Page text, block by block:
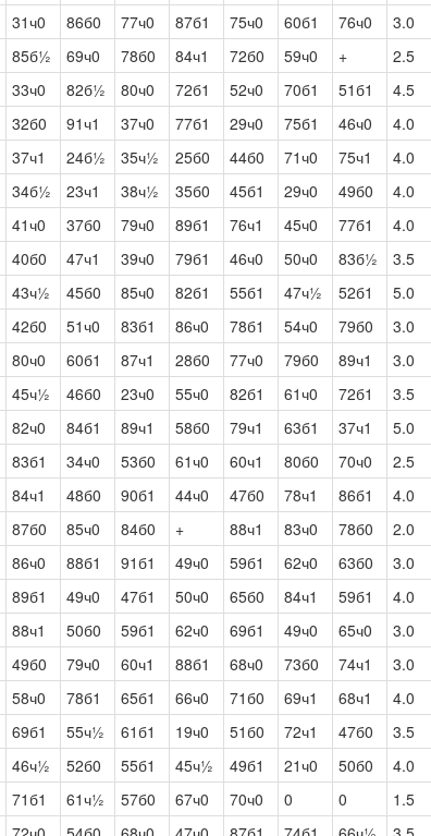
31ч0 86б0 77ч0 87б1 75ч0 60б1 76ч0 3.0
85б½ 69ч0 78б0 84ч1 72б0 59ч0 + 2.5
33ч0 82б½ 80ч0 72б1 52ч0 70б1 51б1 4.5
32б0 91ч1 37ч0 77б1 29ч0 75б1 46ч0 4.0
37ч1 24б½ 35ч½ 25б0 44б0 71ч0 75ч1 4.0
34б½ 23ч1 38ч½ 35б0 45б1 29ч0 49б0 4.0
41ч0 37б0 79ч0 89б1 76ч1 45ч0 77б1 4.0
40б0 47ч1 39ч0 79б1 46ч0 50ч0 83б½ 3.5
43ч½ 45б0 85ч0 82б1 55б1 47ч½ 52б1 5.0
42б0 51ч0 83б1 86ч0 78б1 54ч0 79б0 3.0
80ч0 60б1 87ч1 28б0 77ч0 79б0 89ч1 3.0
45ч½ 46б0 23ч0 55ч0 82б1 61ч0 72б1 3.5
82ч0 84б1 89ч1 58б0 79ч1 63б1 37ч1 5.0
83б1 34ч0 53б0 61ч0 60ч1 80б0 70ч0 2.5
84ч1 48б0 90б1 44ч0 47б0 78ч1 86б1 4.0
87б0 85ч0 84б0 + 88ч1 83ч0 78б0 2.0
86ч0 88б1 91б1 49ч0 59б1 62ч0 63б0 3.0
89б1 49ч0 47б1 50ч0 65б0 84ч1 59б1 4.0
88ч1 50б0 59б1 62ч0 69б1 49ч0 65ч0 3.0
49б0 79ч0 60ч1 88б1 68ч0 73б0 74ч1 3.0
58ч0 78б1 65б1 66ч0 71б0 69ч1 68ч1 4.0
69б1 55ч½ 61б1 19ч0 51б0 72ч1 47б0 3.5
46ч½ 52б0 55б1 45ч½ 49б1 21ч0 50б0 4.0
71б1 61ч½ 57б0 67ч0 70ч0 0 0 1.5